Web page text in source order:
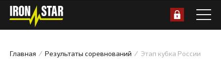
Главная Результаты соревнований
Этап кубка России